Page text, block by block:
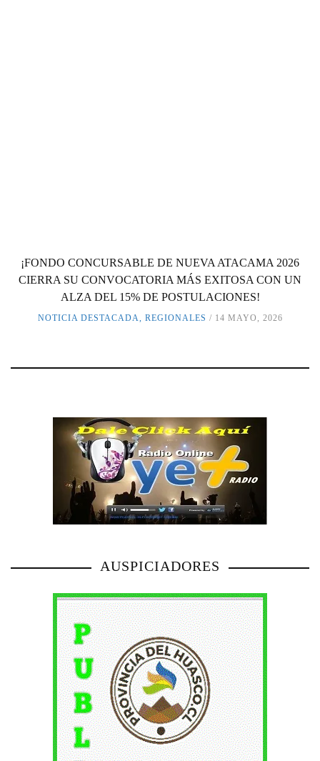
¡FONDO CONCURSABLE DE NUEVA ATACAMA 2026
CIERRA SU CONVOCATORIA MÁS EXITOSA CON UN
ALZA DEL 15% DE POSTULACIONES!
NOTICIA DESTACADA, REGIONALES 14 MAYO, 2026
AUSPICIADORES